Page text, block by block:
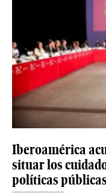
Iberoamérica
situar los
políticas